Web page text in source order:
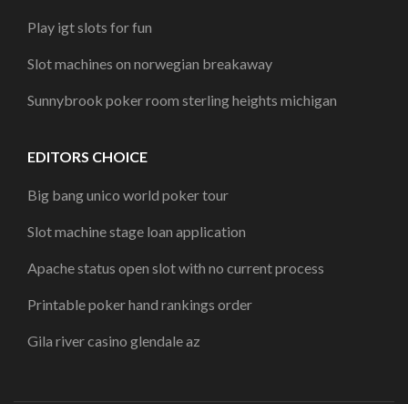
Play igt slots for fun
Slot machines on norwegian breakaway
Sunnybrook poker room sterling heights michigan
EDITORS CHOICE
Big bang unico world poker tour
Slot machine stage loan application
Apache status open slot with no current process
Printable poker hand rankings order
Gila river casino glendale az